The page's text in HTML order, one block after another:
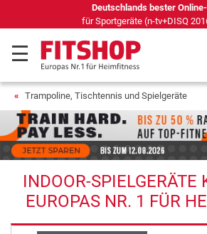
Deutschlands bester
für Sportgeräte (n-tv+DISQ
Trampoline, Tischtennis und Spielgeräte
INDOOR-SPIELGERÄTE
EUROPAS NR. 1 FÜR